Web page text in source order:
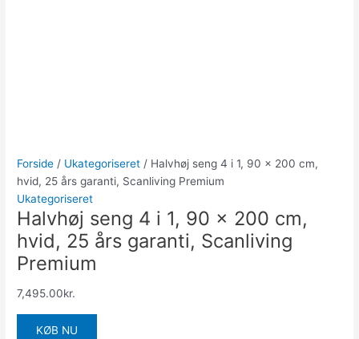
Forside / Ukategoriseret / Halvhøj seng 4 i 1, 90 x 200 cm,
hvid, 25 års garanti, Scanliving Premium
Ukategoriseret
Halvhøj seng 4 i 1, 90 x 200 cm,
hvid, 25 års garanti, Scanliving
Premium
7,495.00kr.
KØB NU